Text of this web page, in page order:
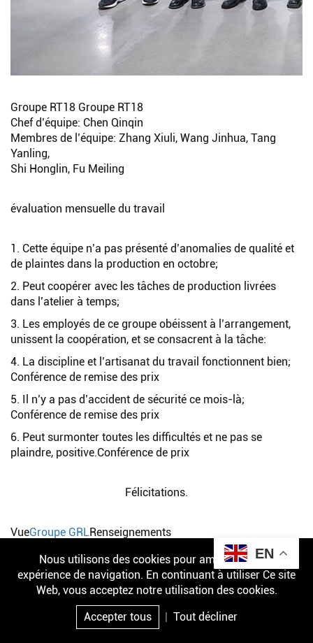
Nous utilisons des cookies pour améliorer votre
expérience de navigation. En continuant à utiliser Ce site
Web, vous acceptez notre utilisation des cookies.
Accepter tous
| Tout décliner
Groupe RT18 Groupe RT18
Chef d’équipe: Chen Qinqin
Membres de l’équipe: Zhang Xiuli, Wang Jinhua, Tang
Yanling,
Shi Honglin, Fu Meiling
évaluation mensuelle du travail
1. Cette équipe n’a pas présenté d’anomalies de qualité et
de plaintes dans la production en octobre;
2. Peut coopérer avec les tâches de production livrées
dans l’atelier à temps;
3. Les employés de ce groupe obéissent à l’arrangement,
unissent la coopération, et se consacrent à la tâche:
4. La discipline et l’artisanat du travail fonctionnent bien;
Conférence de remise des prix
5. Il n’y a pas d’accident de sécurité ce mois-là;
Conférence de remise des prix
6. Peut surmonter toutes les difficultés et ne pas se
plaindre, positive.Conférence de prix
Félicitations.
VueGroupe GRLRenseignements
Related Posts
Les fusibles de stockage d’énergie GRL ont reçu
EN